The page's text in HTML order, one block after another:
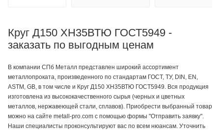
Круг Д150 ХН35ВТЮ ГОСТ5949 -
заказать по выгодным ценам
В компании СПб Металл представлен широкий ассортимент
металлопроката, произведенного по стандартам ГОСТ, ТУ, DIN, EN,
ASTM, GB, в том числе и Круг Д150 ХН35ВТЮ ГОСТ5949. Вся продукция
изготовлена из высококачественного сырья (черных и цветных
металлов, нержавеющей стали, сплавов). Приобрести выбранный товар
можно на сайте metall-pro.com с помощью формы "Отправить заявку".
Наши специалисты проконсультируют вас по всем нюансам. Уточнить